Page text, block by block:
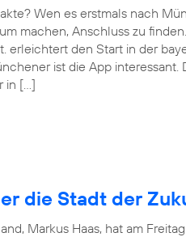
Wen es erstmals nach
machen, Anschluss zu
den Start in der
ist die App interessant.
in […]
die Stadt der
Markus Haas, hat am